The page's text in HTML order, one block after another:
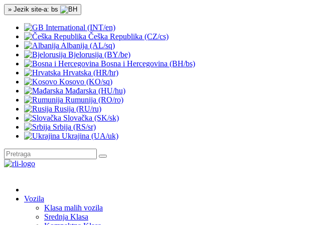
» Jezik site-a: bs
International (INT/en)
Češka Republika (CZ/cs)
Albanija (AL/sq)
Bjelorusija (BY/be)
Bosna i Hercegovina (BH/bs)
Hrvatska (HR/hr)
Kosovo (KO/sq)
Mađarska (HU/hu)
Rumunija (RO/ro)
Rusija (RU/ru)
Slovačka (SK/sk)
Srbija (RS/sr)
Ukrajina (UA/uk)
Vozila
Klasa malih vozila
Srednja Klasa